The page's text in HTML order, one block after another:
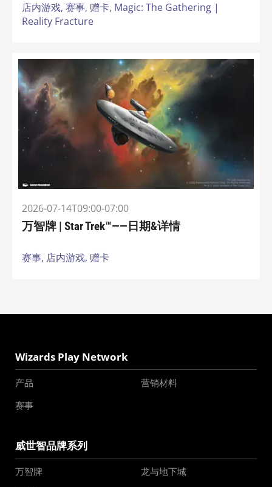
店内游戏, 赛事, 赠卡, Magic: The Gathering |
Reality Fracture
2026-07-14T09:00-07:00
万智牌 | Star Trek™——日期&详情
赛事, 店内游戏, 赠卡
Wizards Play Network
产品
营销材料
赛事
威世智品牌系列
万智牌
龙与地下城